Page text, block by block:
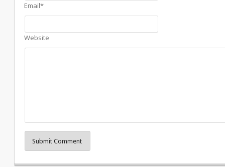
Email*
Website
Submit Comment